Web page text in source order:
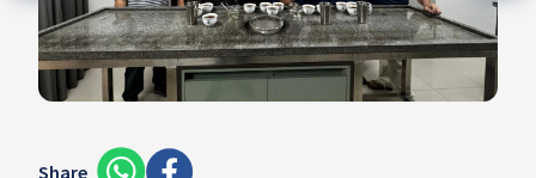
Share